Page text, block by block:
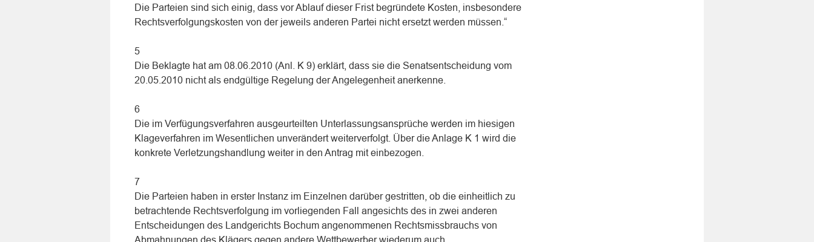
Die Parteien sind sich einig, dass vor Ablauf dieser Frist begründete Kosten, insbesondere
Rechtsverfolgungskosten von der jeweils anderen Partei nicht ersetzt werden müssen.“
5
Die Beklagte hat am 08.06.2010 (Anl. K 9) erklärt, dass sie die Senatsentscheidung vom
20.05.2010 nicht als endgültige Regelung der Angelegenheit anerkenne.
6
Die im Verfügungsverfahren ausgeurteilten Unterlassungsansprüche werden im hiesigen
Klageverfahren im Wesentlichen unverändert weiterverfolgt. Über die Anlage K 1 wird die
konkrete Verletzungshandlung weiter in den Antrag mit einbezogen.
7
Die Parteien haben in erster Instanz im Einzelnen darüber gestritten, ob die einheitlich zu
betrachtende Rechtsverfolgung im vorliegenden Fall angesichts des in zwei anderen
Entscheidungen des Landgerichts Bochum angenommenen Rechtsmissbrauchs von
Abmahnungen des Klägers gegen andere Wettbewerber wiederum auch